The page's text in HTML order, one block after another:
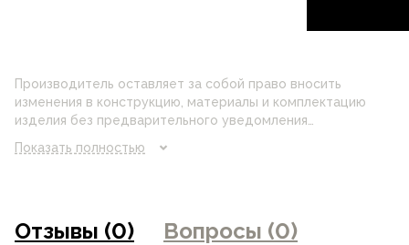
Производитель оставляет за собой право вносить
изменения в конструкцию, материалы и комплектацию
изделия без предварительного уведомления
отличаться от реального цвета товара, что связано с
магазинах
Показать полностью
Отзывы (0) Вопросы (0)